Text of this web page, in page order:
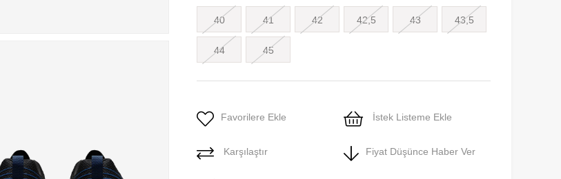
40 41 42 42,5 43 43,5
44 45
Favorilere Ekle İstek Listeme Ekle
Karşılaştır Fiyat Düşünce Haber Ver